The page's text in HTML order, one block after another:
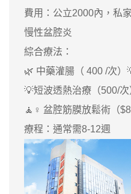
費用：公立2000內，私
慢性盆腔炎
綜合療法：
🌿 中藥灌腸（ 400 /次）
💡短波透熱治療（500/次
🧘♀️ 盆腔筋膜放鬆術（
療程：通常需8-12週